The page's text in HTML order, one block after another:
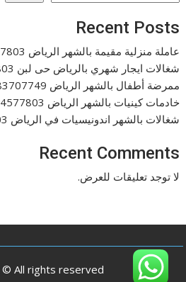
Recent Posts
عاملة منزلية مقيمة بالشهر الرياض 0594577803
شغالات ايجار شهري بالرياض حى لبن 0594577803
ممرضة أطفال بالشهر الرياض 0583707749
خادمات كينيات بالشهر الرياض 0594577803
شغالات بالشهر اندونيسيات في الرياض 0594577803
Recent Comments
لا توجد تعليقات للعرض.
All rights reserved